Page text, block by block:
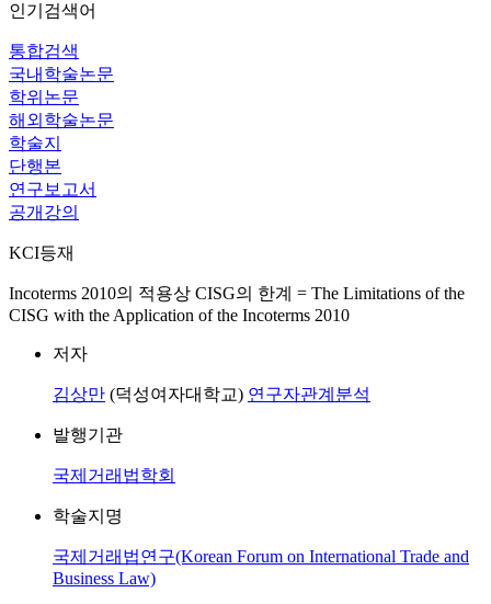
인기검색어
통합검색
국내학술논문
학위논문
해외학술논문
학술지
단행본
연구보고서
공개강의
KCI등재
Incoterms 2010의 적용상 CISG의 한계 = The Limitations of the
CISG with the Application of the Incoterms 2010
저자
김상만 (덕성여자대학교) 연구자관계분석
발행기관
국제거래법학회
학술지명
국제거래법연구(Korean Forum on International Trade and
Business Law)